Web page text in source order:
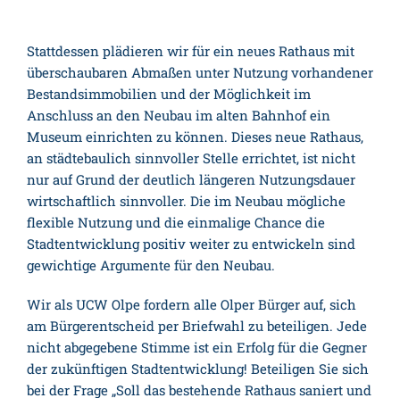
Stattdessen plädieren wir für ein neues Rathaus mit
überschaubaren Abmaßen unter Nutzung vorhandener
Bestandsimmobilien und der Möglichkeit im
Anschluss an den Neubau im alten Bahnhof ein
Museum einrichten zu können. Dieses neue Rathaus,
an städtebaulich sinnvoller Stelle errichtet, ist nicht
nur auf Grund der deutlich längeren Nutzungsdauer
wirtschaftlich sinnvoller. Die im Neubau mögliche
flexible Nutzung und die einmalige Chance die
Stadtentwicklung positiv weiter zu entwickeln sind
gewichtige Argumente für den Neubau.
Wir als UCW Olpe fordern alle Olper Bürger auf, sich
am Bürgerentscheid per Briefwahl zu beteiligen. Jede
nicht abgegebene Stimme ist ein Erfolg für die Gegner
der zukünftigen Stadtentwicklung! Beteiligen Sie sich
bei der Frage „Soll das bestehende Rathaus saniert und